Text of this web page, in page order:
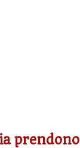
prendono